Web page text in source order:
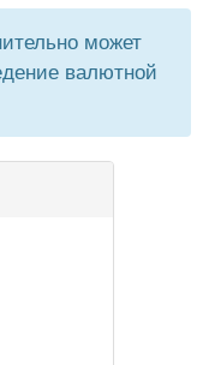
может
валютной